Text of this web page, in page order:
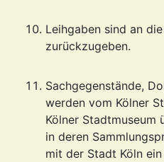
Leihgaben sind an
zurückzugeben.
Sachgegenstände,
werden vom Kölner
Kölner Stadtmuseum
in deren
mit der Stadt Köln